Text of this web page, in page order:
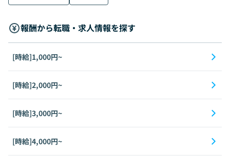
報酬から転職・求人情報を探す
[時給]1,000円~
[時給]2,000円~
[時給]3,000円~
[時給]4,000円~